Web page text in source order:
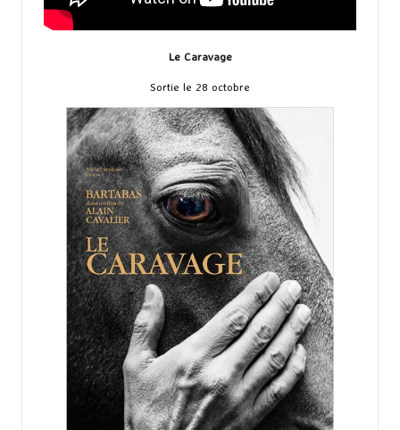
Le Caravage
Sortie le 28 octobre